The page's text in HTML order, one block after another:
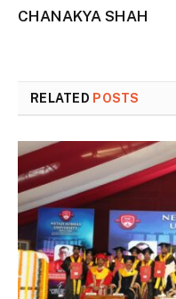
CHANAKYA SHAH
RELATED POSTS